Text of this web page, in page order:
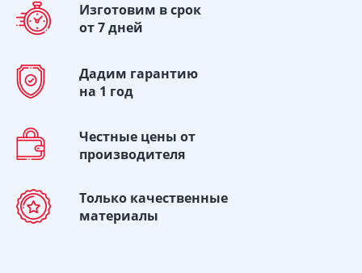
Изготовим в срок
от 7 дней
Дадим гарантию
на 1 год
Честные цены от
производителя
Только качественные
материалы